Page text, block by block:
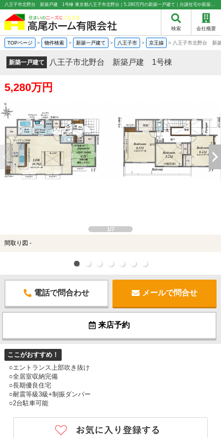
八王子市北野台 新築戸建 1号棟 東京都八王子市北野台｜5,280万円の新築一戸建て｜分譲住宅や新築物件｜高尾ホーム有限会社
検索 会社概要
TOPページ > 物件検索 > 新築一戸建て > 八王子市 > 京王線 > 八王子市北野台 新
新築一戸建て 八王子市北野台 新築戸建 1号棟
5,280万円
1/7
間取り図 -
電話で問合わせ メールで問合せ
来店予約
ここがおすすめ！
○エントランス上部吹き抜け
○全居室収納完備
○長期優良住宅
○耐震等級3級+制振ダンパー
○2台駐車可能